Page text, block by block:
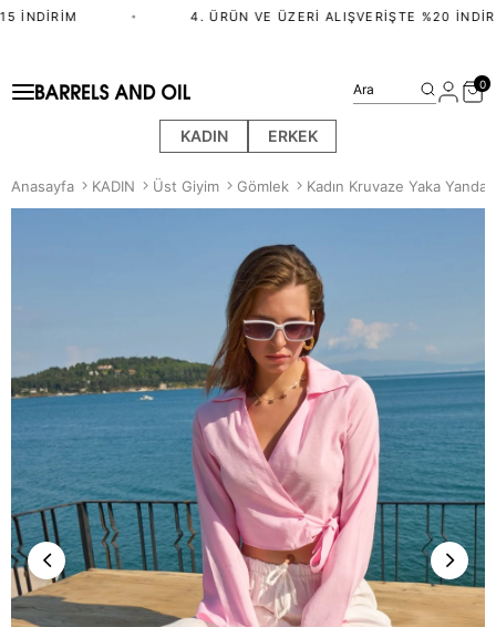
İNDIRIM 4. ÜRÜN VE ÜZERI ALIŞVERIŞTE %20
KADIN ERKEK
Ara 0
Anasayfa KADIN Üst Giyim Gömlek